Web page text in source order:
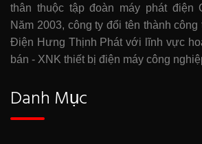
thân thuộc tập đoàn máy phát điện
Năm 2003, công ty đổi tên thành
Điện Hưng Thịnh Phát với lĩnh vực
bán - XNK thiết bị điện máy công
Danh Mục